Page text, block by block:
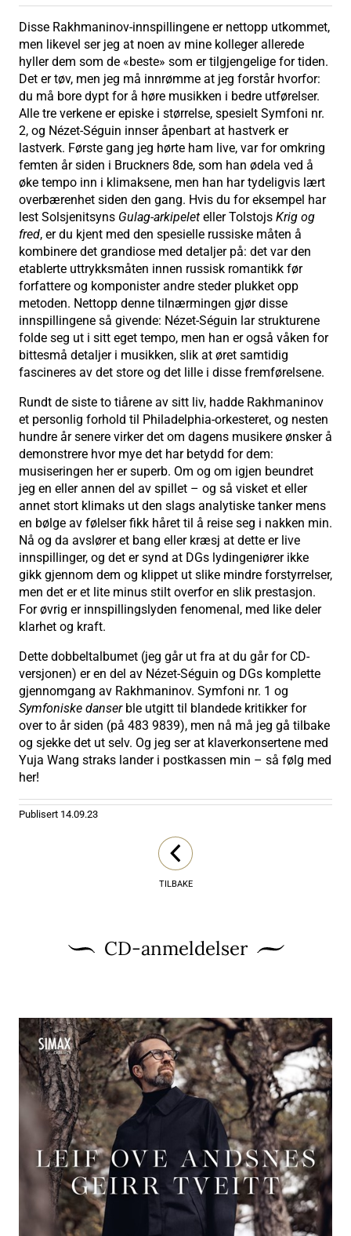
Disse Rakhmaninov-innspillingene er nettopp utkommet,
men likevel ser jeg at noen av mine kolleger allerede
hyller dem som de «beste» som er tilgjengelige for tiden.
Det er tøv, men jeg må innrømme at jeg forstår hvorfor:
du må bore dypt for å høre musikken i bedre utførelser.
Alle tre verkene er episke i størrelse, spesielt Symfoni nr.
2, og Nézet-Séguin innser åpenbart at hastverk er
lastverk. Første gang jeg hørte ham live, var for omkring
femten år siden i Bruckners 8de, som han ødela ved å
øke tempo inn i klimaksene, men han har tydeligvis lært
overbærenhet siden den gang. Hvis du for eksempel har
lest Solsjenitsyns Gulag-arkipelet eller Tolstojs Krig og
fred, er du kjent med den spesielle russiske måten å
kombinere det grandiose med detaljer på: det var den
etablerte uttrykksmåten innen russisk romantikk før
forfattere og komponister andre steder plukket opp
metoden. Nettopp denne tilnærmingen gjør disse
innspillingene så givende: Nézet-Séguin lar strukturene
folde seg ut i sitt eget tempo, men han er også våken for
bittesmå detaljer i musikken, slik at øret samtidig
fascineres av det store og det lille i disse fremførelsene.
Rundt de siste to tiårene av sitt liv, hadde Rakhmaninov
et personlig forhold til Philadelphia-orkesteret, og nesten
hundre år senere virker det om dagens musikere ønsker å
demonstrere hvor mye det har betydd for dem:
musiseringen her er superb. Om og om igjen beundret
jeg en eller annen del av spillet – og så visket et eller
annet stort klimaks ut den slags analytiske tanker mens
en bølge av følelser fikk håret til å reise seg i nakken min.
Nå og da avslører et bang eller kræsj at dette er live
innspillinger, og det er synd at DGs lydingeniører ikke
gikk gjennom dem og klippet ut slike mindre forstyrrelser,
men det er et lite minus stilt overfor en slik prestasjon.
For øvrig er innspillingslyden fenomenal, med like deler
klarhet og kraft.
Dette dobbeltalbumet (jeg går ut fra at du går for CD-
versjonen) er en del av Nézet-Séguin og DGs komplette
gjennomgang av Rakhmaninov. Symfoni nr. 1 og
Symfoniske danserble utgitt til blandede kritikker for
over to år siden (på 483 9839), men nå må jeg gå tilbake
og sjekke det ut selv. Og jeg ser at klaverkonsertene med
Yuja Wang straks lander i postkassen min – så følg med
her!
Publisert 14.09.23
TILBAKE
CD-anmeldelser